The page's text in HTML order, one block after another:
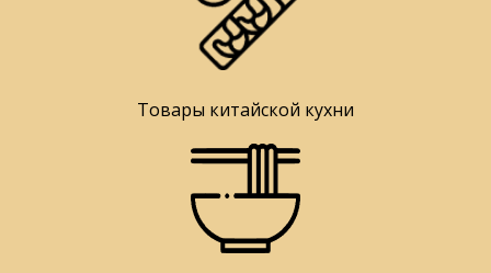
Товары китайской кухни